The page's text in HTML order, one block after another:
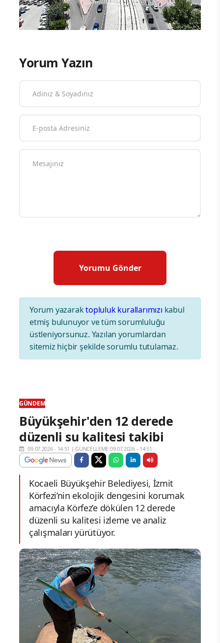
Yorum Yazın
Yorum yazaraktopluluk kurallarımızı kabul
etmiş bulunuyor ve tüm sorumluluğu
üstleniyorsunuz. Yazılan yorumlardan
sitemiz hiçbir şekilde sorumlu tutulamaz.
GÜNDEM
Büyükşehir'den 12 derede
düzenli su kalitesi takibi
09.07.2026 - 14:51 |GÜNCELLEME:09.07.2026 - 14:51
Kocaeli Büyükşehir Belediyesi, İzmit
Körfezi’nin ekolojik dengesini korumak
amacıyla Körfez’e dökülen 12 derede
düzenli su kalitesi izleme ve analiz
çalışmaları yürütüyor.